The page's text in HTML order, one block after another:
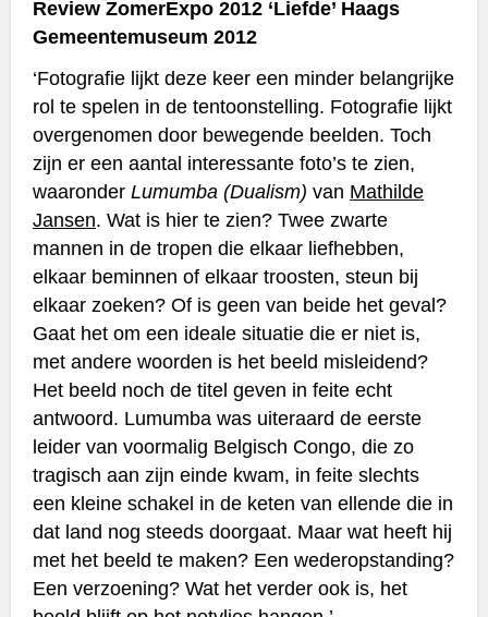
Review ZomerExpo 2012 ‘Liefde’ Haags
Gemeentemuseum 2012
‘Fotografie lijkt deze keer een minder belangrijke
rol te spelen in de tentoonstelling. Fotografie lijkt
overgenomen door bewegende beelden. Toch
zijn er een aantal interessante foto’s te zien,
waaronder Lumumba (Dualism) van Mathilde
Jansen. Wat is hier te zien? Twee zwarte
mannen in de tropen die elkaar liefhebben,
elkaar beminnen of elkaar troosten, steun bij
elkaar zoeken? Of is geen van beide het geval?
Gaat het om een ideale situatie die er niet is,
met andere woorden is het beeld misleidend?
Het beeld noch de titel geven in feite echt
antwoord. Lumumba was uiteraard de eerste
leider van voormalig Belgisch Congo, die zo
tragisch aan zijn einde kwam, in feite slechts
een kleine schakel in de keten van ellende die in
dat land nog steeds doorgaat. Maar wat heeft hij
met het beeld te maken? Een wederopstanding?
Een verzoening? Wat het verder ook is, het